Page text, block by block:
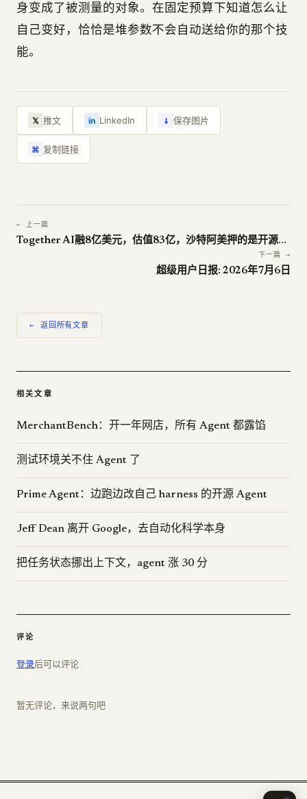
身变成了被测量的对象。在固定预算下知道怎么让
自己变好，恰恰是堆参数不会自动送给你的那个技
能。
𝕏 推文 in LinkedIn ↓ 保存图片
⌘ 复制链接
← 上一篇
Together AI融8亿美元，估值83亿，沙特阿美押的是开源模型的推理
下一篇 →
超级用户日报: 2026年7月6日
← 返回所有文章
相关文章
MerchantBench：开一年网店，所有 Agent 都露馅
测试环境关不住 Agent 了
Prime Agent：边跑边改自己 harness 的开源 Agent
Jeff Dean 离开 Google，去自动化科学本身
把任务状态挪出上下文，agent 涨 30 分
评论
登录后可以评论
暂无评论，来说两句吧